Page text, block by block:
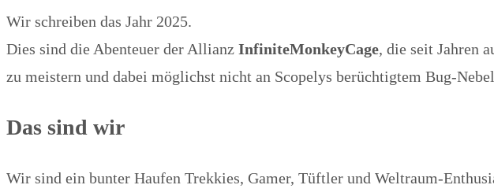
Wir schreiben das Jahr 2025.
Dies sind die Abenteuer der Allianz InfiniteMonkeyCage, die seit Jahren
zu meistern und dabei möglichst nicht an Scopelys berüchtigtem Bug-
Das sind wir
Wir sind ein bunter Haufen Trekkies, Gamer, Tüftler und Weltraum-